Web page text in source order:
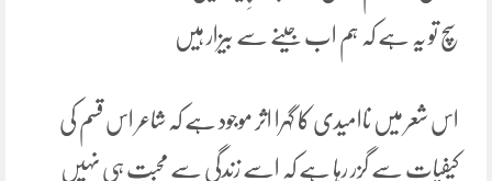
سچ تو یہ ہے کہ ہم اب جینے سے بیزار ہیں
اس شعر میں ناامیدی کا گہرا اثر موجود ہے کہ شاعر اس قسم کی
کیفیات سے گزر رہا ہے کہ اسے زندگی سے محبت ہی نہیں